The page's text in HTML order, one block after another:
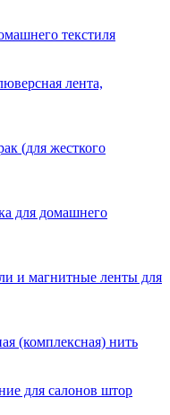
текстиля
лента,
(для жесткого
для домашнего
и магнитные ленты для
(комплексная) нить
для салонов штор